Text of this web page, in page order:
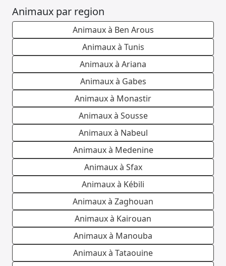
Animaux par region
Animaux à Ben Arous
Animaux à Tunis
Animaux à Ariana
Animaux à Gabes
Animaux à Monastir
Animaux à Sousse
Animaux à Nabeul
Animaux à Medenine
Animaux à Sfax
Animaux à Kébili
Animaux à Zaghouan
Animaux à Kairouan
Animaux à Manouba
Animaux à Tataouine